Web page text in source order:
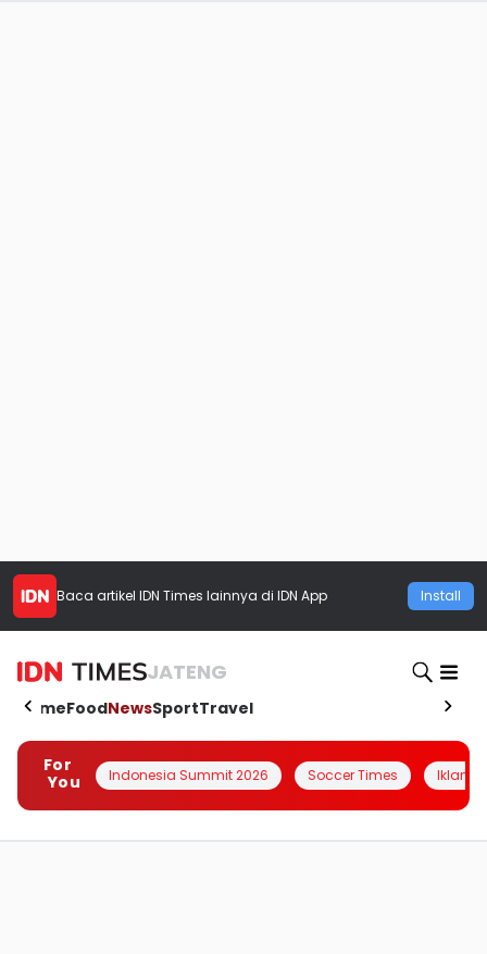
Baca artikel IDN Times lainnya di IDN App Install
JATENG
HomeFoodNewsSportTravel
For
You
Indonesia Summit 2026 Soccer Times Iklanin